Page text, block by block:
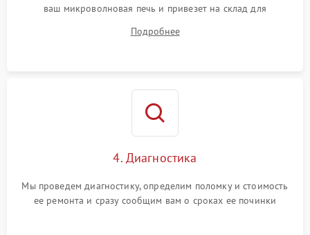
ваш микроволновая печь и привезет на склад для
Подробнее
4. Диагностика
Мы проведем диагностику, определим поломку и стоимость
ее ремонта и сразу сообщим вам о сроках ее починки